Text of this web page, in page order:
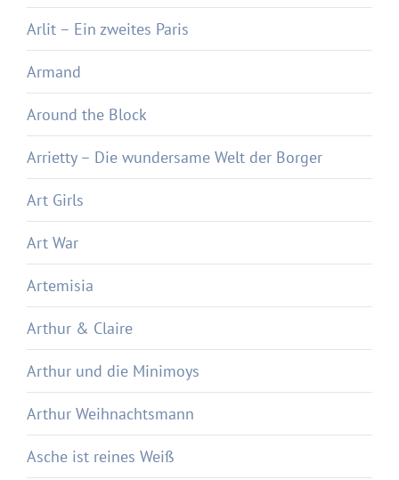
Arlit – Ein zweites Paris
Armand
Around the Block
Arrietty – Die wundersame Welt der Borger
Art Girls
Art War
Artemisia
Arthur & Claire
Arthur und die Minimoys
Arthur Weihnachtsmann
Asche ist reines Weiß